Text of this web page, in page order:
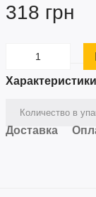
318 грн
Характеристики
Количество в
Доставка